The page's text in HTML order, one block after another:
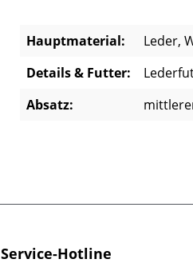
Hauptmaterial:
Leder,
Details & Futter:
Absatz:
Service-Hotline